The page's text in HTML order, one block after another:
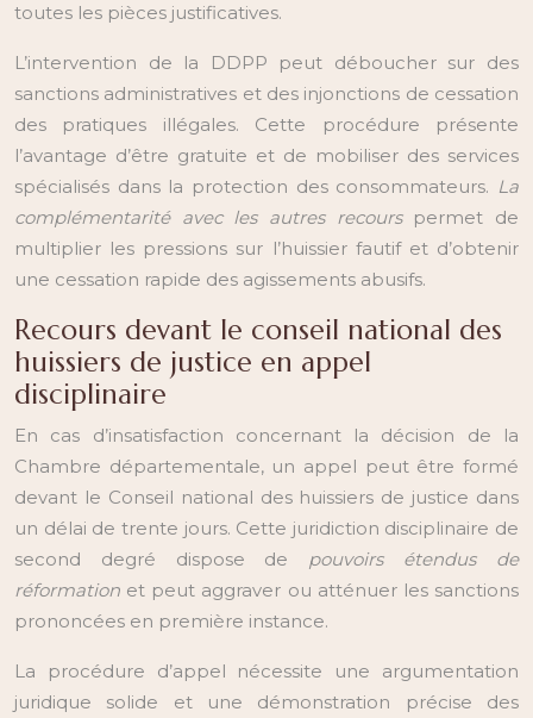
toutes les pièces justificatives.
L’intervention de la DDPP peut déboucher sur des
sanctions administratives et des injonctions de cessation
des pratiques illégales. Cette procédure présente
l’avantage d’être gratuite et de mobiliser des services
spécialisés dans la protection des consommateurs. La
complémentarité avec les autres recours permet de
multiplier les pressions sur l’huissier fautif et d’obtenir
une cessation rapide des agissements abusifs.
Recours devant le conseil national des
huissiers de justice en appel
disciplinaire
En cas d’insatisfaction concernant la décision de la
Chambre départementale, un appel peut être formé
devant le Conseil national des huissiers de justice dans
un délai de trente jours. Cette juridiction disciplinaire de
second degré dispose de pouvoirs étendus de
réformation et peut aggraver ou atténuer les sanctions
prononcées en première instance.
La procédure d’appel nécessite une argumentation
juridique solide et une démonstration précise des